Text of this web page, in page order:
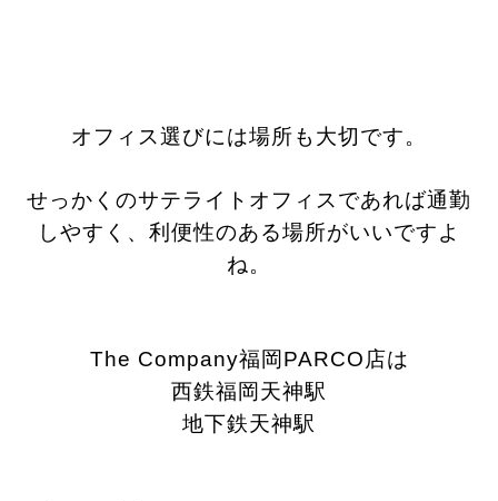
オフィス選びには場所も大切です。
せっかくのサテライトオフィスであれば通勤
しやすく、利便性のある場所がいいですよ
ね。
The Company福岡PARCO店は
西鉄福岡天神駅
地下鉄天神駅